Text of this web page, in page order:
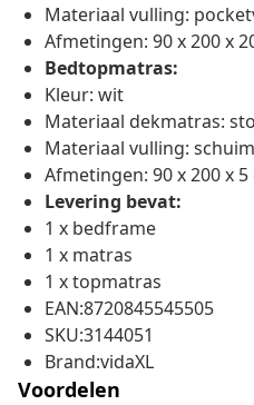
Materiaal vulling:
Afmetingen: 90 x 200 x
Bedtopmatras:
Kleur: wit
Materiaal dekmatras:
Materiaal vulling: schuim
Afmetingen: 90 x 200 x 5
Levering bevat:
1 x bedframe
1 x matras
1 x topmatras
EAN:8720845545505
SKU:3144051
Brand:vidaXL
Voordelen